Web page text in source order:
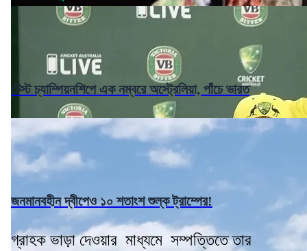
টেস্ট চ্যাম্পিয়নশিপে এক নম্বরে অস্ট্রেলিয়া, পাঁচে ভারত
জনমানবহীন দ্বীপেও ১০ শতাংশ শুল্ক ট্রাম্পের!
গ্রাহক ভাড়া দেওয়ার মাধ্যমে সম্পত্তিতে তার